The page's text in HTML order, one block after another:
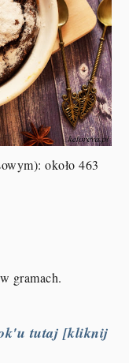
): około 463
gramach.
tutaj [kliknij